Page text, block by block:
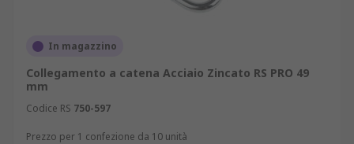
In magazzino
Collegamento a catena Acciaio Zincato RS PRO 49
mm
Codice RS 750-597
Prezzo per 1 confezione da 10 unità